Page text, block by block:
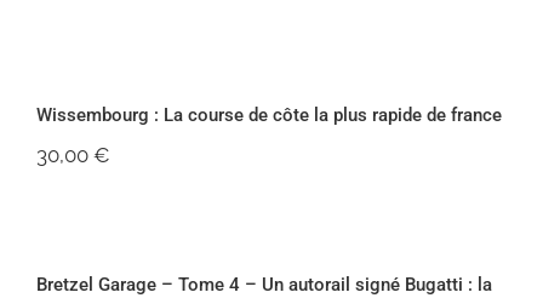
Rupture de stock
Wissembourg : La course de côte la plus rapide de france
30,00 €
Bretzel Garage – Tome 4 – Un autorail signé Bugatti : la